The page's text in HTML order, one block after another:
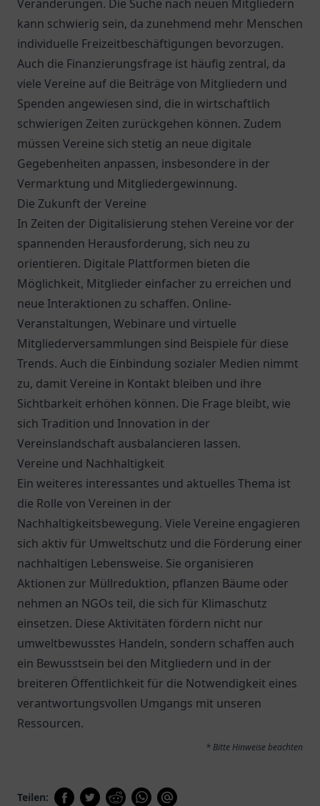
Veränderungen. Die Suche nach neuen Mitgliedern
kann schwierig sein, da zunehmend mehr Menschen
individuelle Freizeitbeschäftigungen bevorzugen.
Auch die Finanzierungsfrage ist häufig zentral, da
viele Vereine auf die Beiträge von Mitgliedern und
Spenden angewiesen sind, die in wirtschaftlich
schwierigen Zeiten zurückgehen können. Zudem
müssen Vereine sich stetig an neue digitale
Gegebenheiten anpassen, insbesondere in der
Vermarktung und Mitgliedergewinnung.
Die Zukunft der Vereine
In Zeiten der Digitalisierung stehen Vereine vor der
spannenden Herausforderung, sich neu zu
orientieren. Digitale Plattformen bieten die
Möglichkeit, Mitglieder einfacher zu erreichen und
neue Interaktionen zu schaffen. Online-
Veranstaltungen, Webinare und virtuelle
Mitgliederversammlungen sind Beispiele für diese
Trends. Auch die Einbindung sozialer Medien nimmt
zu, damit Vereine in Kontakt bleiben und ihre
Sichtbarkeit erhöhen können. Die Frage bleibt, wie
sich Tradition und Innovation in der
Vereinslandschaft ausbalancieren lassen.
Vereine und Nachhaltigkeit
Ein weiteres interessantes und aktuelles Thema ist
die Rolle von Vereinen in der
Nachhaltigkeitsbewegung. Viele Vereine engagieren
sich aktiv für Umweltschutz und die Förderung einer
nachhaltigen Lebensweise. Sie organisieren
Aktionen zur Müllreduktion, pflanzen Bäume oder
nehmen an NGOs teil, die sich für Klimaschutz
einsetzen. Diese Aktivitäten fördern nicht nur
umweltbewusstes Handeln, sondern schaffen auch
ein Bewusstsein bei den Mitgliedern und in der
breiteren Öffentlichkeit für die Notwendigkeit eines
verantwortungsvollen Umgangs mit unseren
Ressourcen.
* Bitte Hinweise beachten
Teilen: